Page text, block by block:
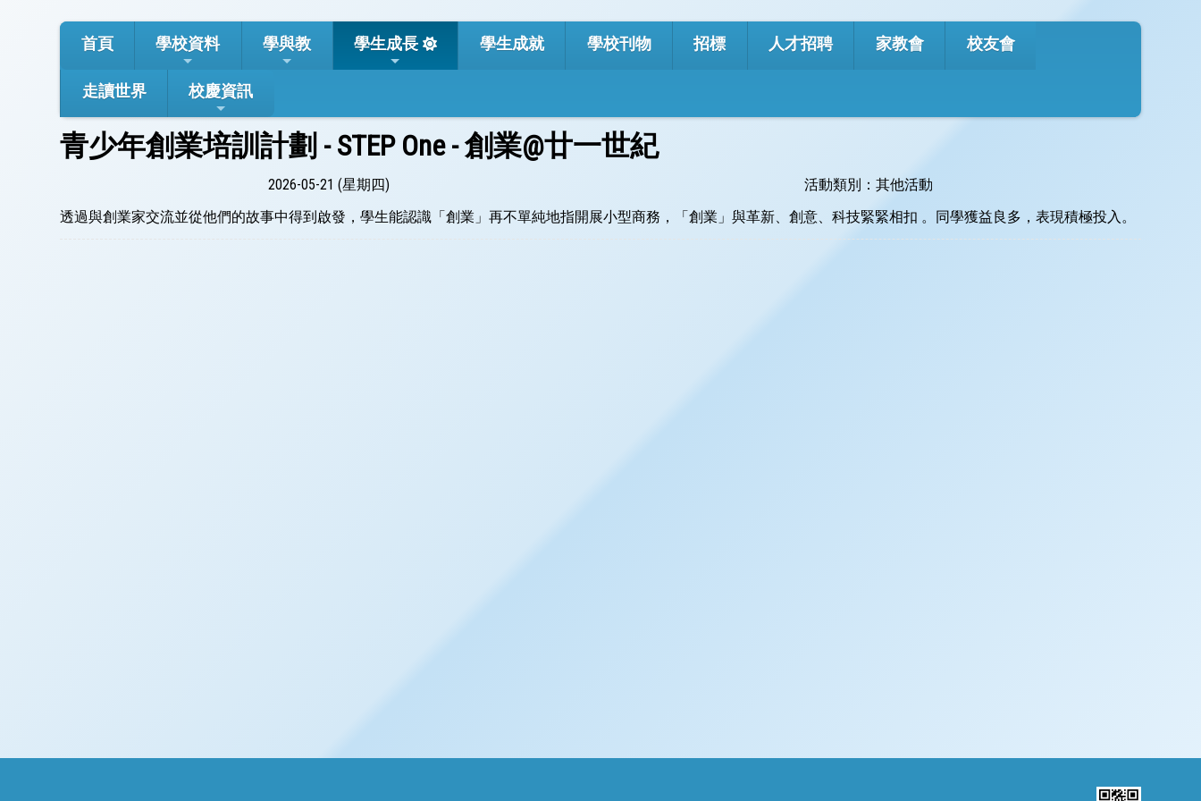
首頁 學校資料 學與教 學生成長 學生成就 學校刊物 招標 人才招聘 家教會 校友會
走讀世界 校慶資訊
青少年創業培訓計劃 - STEP One - 創業@廿一世紀
2026-05-21 (星期四)
活動類別：其他活動
透過與創業家交流並從他們的故事中得到啟發，學生能認識「創業」再不單純地指開展小型商務，「創業」與革新、創意、科技緊緊相扣 。同學獲益良多，表現積極投入。